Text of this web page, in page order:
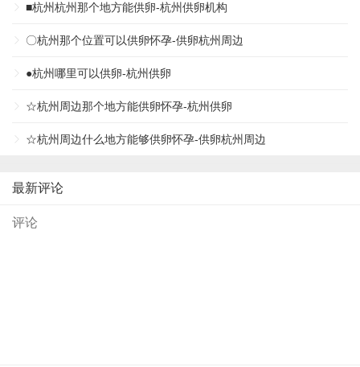
■杭州杭州那个地方能供卵-杭州供卵机构
〇杭州那个位置可以供卵怀孕-供卵杭州周边
●杭州哪里可以供卵-杭州供卵
☆杭州周边那个地方能供卵怀孕-杭州供卵
☆杭州周边什么地方能够供卵怀孕-供卵杭州周边
最新评论